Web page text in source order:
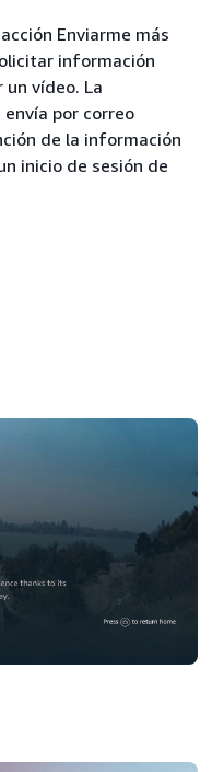
Enviarme más
información
vídeo. La
por correo
de la información
inicio de sesión de